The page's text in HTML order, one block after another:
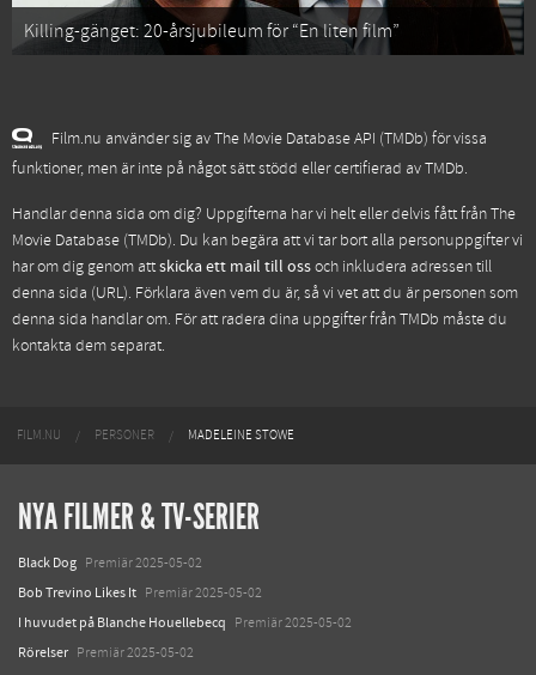
Killing-gänget: 20-årsjubileum för “En liten film”
Film.nu använder sig av The Movie Database API (TMDb) för vissa
funktioner, men är inte på något sätt stödd eller certifierad av TMDb.
Handlar denna sida om dig? Uppgifterna har vi helt eller delvis fått frånThe
Movie Database (TMDb). Du kan begära att vi tar bort alla personuppgifter vi
har om dig genom attskicka ett mail till ossoch inkludera adressen till
denna sida (URL). Förklara även vem du är, så vi vet att du är personen som
denna sida handlar om. För att radera dina uppgifter från TMDb måste du
kontakta dem separat.
FILM.NU PERSONER MADELEINE STOWE
NYA FILMER & TV-SERIER
Black Dog Premiär 2025-05-02
Bob Trevino Likes It Premiär 2025-05-02
I huvudet på Blanche Houellebecq Premiär 2025-05-02
Rörelser Premiär 2025-05-02